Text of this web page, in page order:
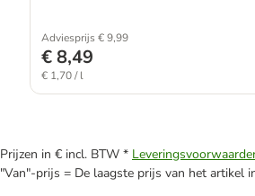
Adviesprijs € 9,99
€ 8,49
€ 1,70 / l
Prijzen in € incl. BTW *
"Van"-prijs = De laagste prijs van het artikel